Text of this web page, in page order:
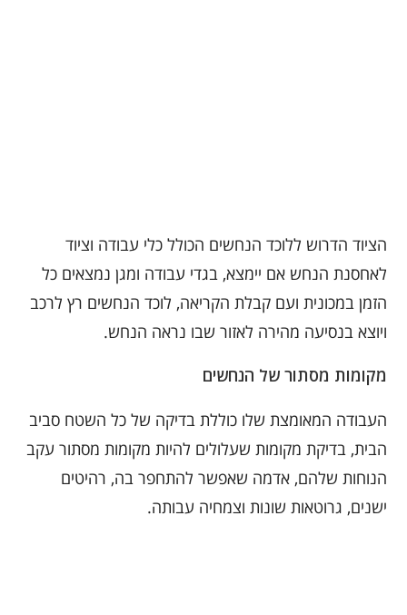
הציוד הדרוש ללוכד הנחשים הכולל כלי עבודה וציוד
לאחסנת הנחש אם יימצא, בגדי עבודה ומגן נמצאים כל
הזמן במכונית ועם קבלת הקריאה, לוכד הנחשים רץ לרכב
ויוצא בנסיעה מהירה לאזור שבו נראה הנחש.
מקומות מסתור של הנחשים
העבודה המאומצת שלו כוללת בדיקה של כל השטח סביב
הבית, בדיקת מקומות שעלולים להיות מקומות מסתור עקב
הנוחות שלהם, אדמה שאפשר להתחפר בה, רהיטים
ישנים, גרוטאות שונות וצמחיה עבותה.